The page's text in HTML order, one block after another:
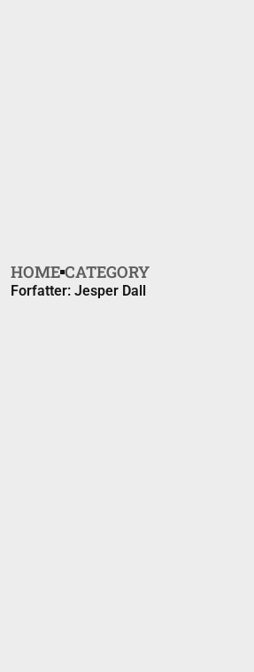
HOME CATEGORY
Forfatter: Jesper Dall